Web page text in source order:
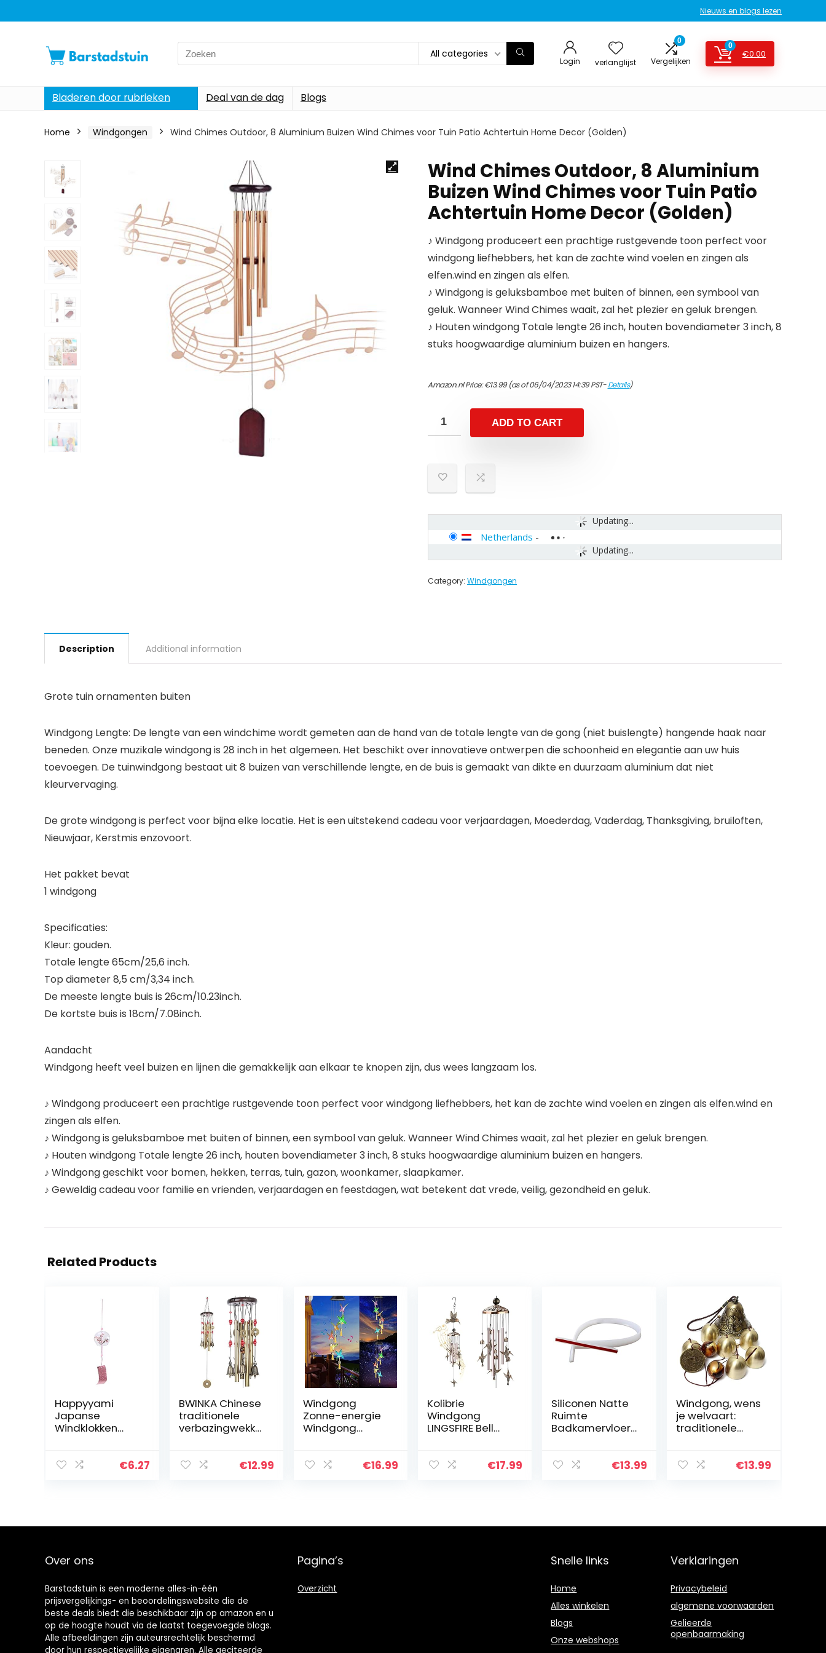
Nieuws en blogs lezen
Search
for:
All categories
Login verlanglijst
0
Vergelijken
0
€0.00
Bladeren door rubrieken Deal van de dag Blogs
Home Windgongen Wind Chimes Outdoor, 8 Aluminium Buizen Wind Chimes voor Tuin Patio Achtertuin Home Decor (Golden)
Wind Chimes Outdoor, 8 Aluminium
Buizen Wind Chimes voor Tuin Patio
Achtertuin Home Decor (Golden)
♪ Windgong produceert een prachtige rustgevende toon perfect voor
windgong liefhebbers, het kan de zachte wind voelen en zingen als
elfen.wind en zingen als elfen.
♪ Windgong is geluksbamboe met buiten of binnen, een symbool van
geluk. Wanneer Wind Chimes waait, zal het plezier en geluk brengen.
♪ Houten windgong Totale lengte 26 inch, houten bovendiameter 3 inch, 8
stuks hoogwaardige aluminium buizen en hangers.
Amazon.nl Price:€13.99(as of 06/04/2023 14:39 PST-Details)
ADD TO CART
Updating...
Updating...
Netherlands -
Category: Windgongen
Description Additional information
Grote tuin ornamenten buiten
Windgong Lengte: De lengte van een windchime wordt gemeten aan de hand van de totale lengte van de gong (niet buislengte) hangende haak naar
beneden. Onze muzikale windgong is 28 inch in het algemeen. Het beschikt over innovatieve ontwerpen die schoonheid en elegantie aan uw huis
toevoegen. De tuinwindgong bestaat uit 8 buizen van verschillende lengte, en de buis is gemaakt van dikte en duurzaam aluminium dat niet
kleurvervaging.
De grote windgong is perfect voor bijna elke locatie. Het is een uitstekend cadeau voor verjaardagen, Moederdag, Vaderdag, Thanksgiving, bruiloften,
Nieuwjaar, Kerstmis enzovoort.
Het pakket bevat
1 windgong
Specificaties:
Kleur: gouden.
Totale lengte 65cm/25,6 inch.
Top diameter 8,5 cm/3,34 inch.
De meeste lengte buis is 26cm/10.23inch.
De kortste buis is 18cm/7.08inch.
Aandacht
Windgong heeft veel buizen en lijnen die gemakkelijk aan elkaar te knopen zijn, dus wees langzaam los.
♪ Windgong produceert een prachtige rustgevende toon perfect voor windgong liefhebbers, het kan de zachte wind voelen en zingen als elfen.wind en
zingen als elfen.
♪ Windgong is geluksbamboe met buiten of binnen, een symbool van geluk. Wanneer Wind Chimes waait, zal het plezier en geluk brengen.
♪ Houten windgong Totale lengte 26 inch, houten bovendiameter 3 inch, 8 stuks hoogwaardige aluminium buizen en hangers.
♪ Windgong geschikt voor bomen, hekken, terras, tuin, gazon, woonkamer, slaapkamer.
♪ Geweldig cadeau voor familie en vrienden, verjaardagen en feestdagen, wat betekent dat vrede, veilig, gezondheid en geluk.
Related Products
Happyyami
Japanse
Windklokken
Home Decors€6.27
BWINKA Chinese
traditionele
verbazingwekke
tuin outdoor€12.99
Windgong
Zonne-energie
Windgong
Achort Wind€16.99
Kolibrie
Windgong
LINGSFIRE Bell
Indoor
Messing…
€17.99
Siliconen Natte
Ruimte
Badkamervloer
Stopper
€13.99
Windgong, wens
je welvaart:
traditionele
nde 4 buizen 5
€13.99
Over ons
Barstadstuin is een moderne alles-in-één
prijsvergelijkings- en beoordelingswebsite die de
beste deals biedt die beschikbaar zijn op amazon en u
op de hoogte houdt via de laatst toegevoegde blogs.
Alle afbeeldingen zijn auteursrechtelijk beschermd
door hun respectievelijke eigenaren. Alle geciteerde
Pagina’s
Overzicht
Snelle links
Home
Alles winkelen
Blogs
Onze webshops
Verklaringen
Privacybeleid
algemene voorwaarden
Gelieerde
openbaarmaking